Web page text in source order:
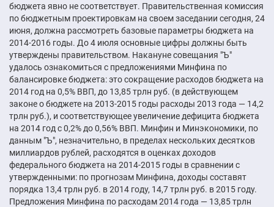
бюджета явно не соответствует. Правительственная комиссия
по бюджетным проектировкам на своем заседании сегодня, 24
июня, должна рассмотреть базовые параметры бюджета на
2014-2016 годы. До 4 июля основные цифры должны быть
утверждены правительством. Накануне совещания "Ъ"
удалось ознакомиться с предложениями Минфина по
балансировке бюджета: это сокращение расходов бюджета на
2014 год на 0,5% ВВП, до 13,85 трлн руб. (в действующем
законе о бюджете на 2013-2015 годы расходы 2013 года — 14,2
трлн руб.), и соответствующее увеличение дефицита бюджета
на 2014 год с 0,2% до 0,56% ВВП. Минфин и Минэкономики, по
данным "Ъ", незначительно, в пределах нескольких десятков
миллиардов рублей, расходятся в оценках доходов
федерального бюджета на 2014-2015 годы в сравнении с
утвержденными: по прогнозам Минфина, доходы составят
порядка 13,4 трлн руб. в 2014 году, 14,7 трлн руб. в 2015 году.
Предложения Минфина по расходам 2014 года — 13,85 трлн